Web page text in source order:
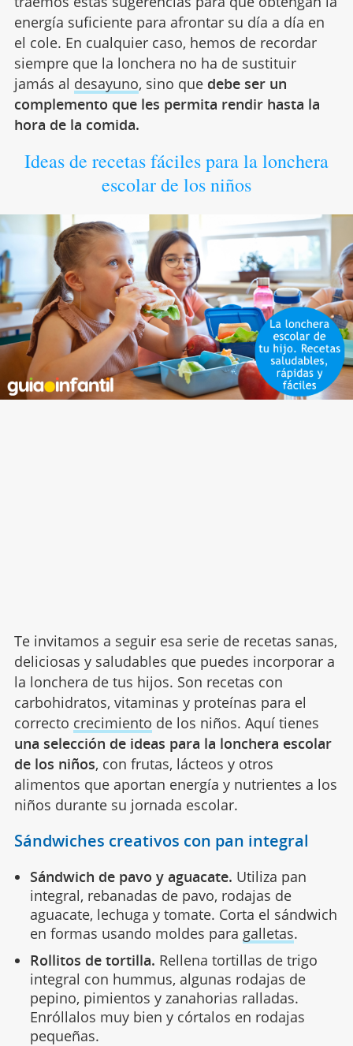
energía suficiente para afrontar su día a día en
el cole. En cualquier caso, hemos de recordar
siempre que la lonchera no ha de sustituir
jamás al desayuno, sino que debe ser un
complemento que les permita rendir hasta la
hora de la comida.
Ideas de recetas fáciles para la lonchera
escolar de los niños
Te invitamos a seguir esa serie de recetas sanas,
deliciosas y saludables que puedes incorporar a
la lonchera de tus hijos. Son recetas con
carbohidratos, vitaminas y proteínas para el
correcto crecimiento de los niños. Aquí tienes
una selección de ideas para la lonchera escolar
de los niños, con frutas, lácteos y otros
alimentos que aportan energía y nutrientes a los
niños durante su jornada escolar.
Sándwiches creativos con pan integral
Sándwich de pavo y aguacate. Utiliza pan
integral, rebanadas de pavo, rodajas de
aguacate, lechuga y tomate. Corta el sándwich
en formas usando moldes para galletas.
Rollitos de tortilla. Rellena tortillas de trigo
integral con hummus, algunas rodajas de
pepino, pimientos y zanahorias ralladas.
Enróllalos muy bien y córtalos en rodajas
pequeñas.